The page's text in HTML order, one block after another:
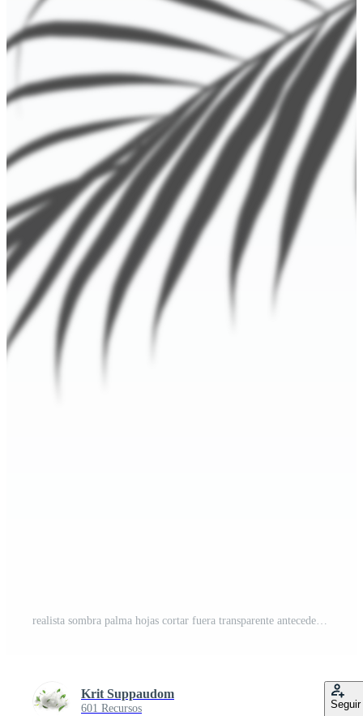
realista sombra palma hojas cortar fuera transparente antecedentes 3d representación archivos PNG Gratis
Krit Suppaudom
601 Recursos Seguir